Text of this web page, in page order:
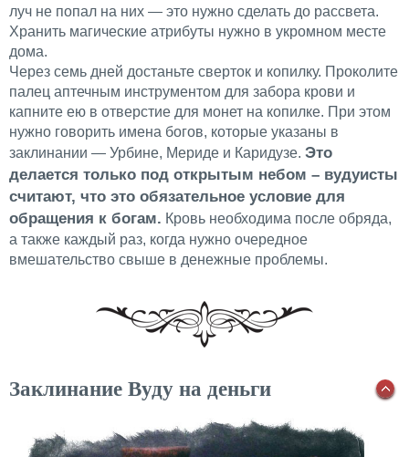
луч не попал на них — это нужно сделать до рассвета.
Хранить магические атрибуты нужно в укромном месте
дома.
Через семь дней достаньте сверток и копилку. Проколите
палец аптечным инструментом для забора крови и
капните ею в отверстие для монет на копилке. При этом
нужно говорить имена богов, которые указаны в
заклинании — Урбине, Мериде и Каридузе. Это
делается только под открытым небом – вудуисты
считают, что это обязательное условие для
обращения к богам. Кровь необходима после обряда,
а также каждый раз, когда нужно очередное
вмешательство свыше в денежные проблемы.
Заклинание Вуду на деньги